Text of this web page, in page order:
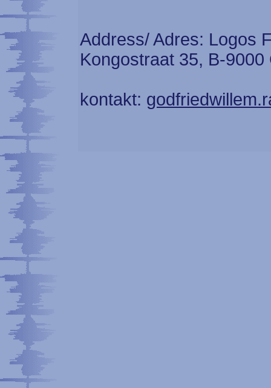
Address/ Adres: Logos
Kongostraat 35, B-
kontakt: